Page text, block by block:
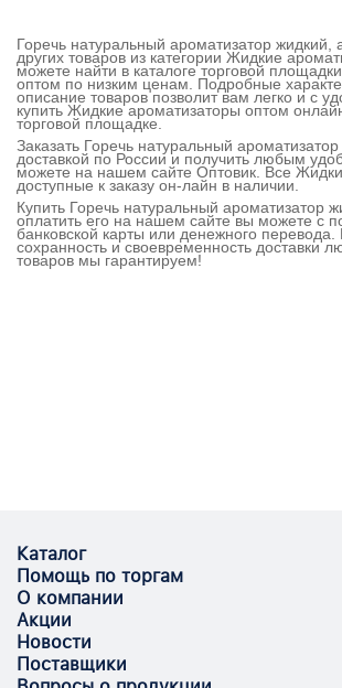
Горечь натуральный ароматизатор жидкий,
других товаров из категории Жидкие
можете найти в каталоге торговой
оптом по низким ценам. Подробные
описание товаров позволит вам легко и с
купить Жидкие ароматизаторы оптом
торговой площадке.
Заказать Горечь натуральный
доставкой по России и получить любым
можете на нашем сайте Оптовик. Все
доступные к заказу он-лайн в наличии.
Купить Горечь натуральный ароматизатор
оплатить его на нашем сайте вы можете с
банковской карты или денежного перевода.
сохранность и своевременность доставки
товаров мы гарантируем!
Каталог
Помощь по торгам
О компании
Акции
Новости
Поставщики